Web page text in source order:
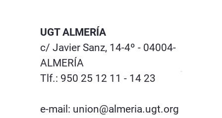
UGT ALMERÍA
c/ Javier Sanz, 14-4º - 04004-
ALMERÍA
Tlf.: 950 25 12 11 - 14 23
e-mail: union@almeria.ugt.org